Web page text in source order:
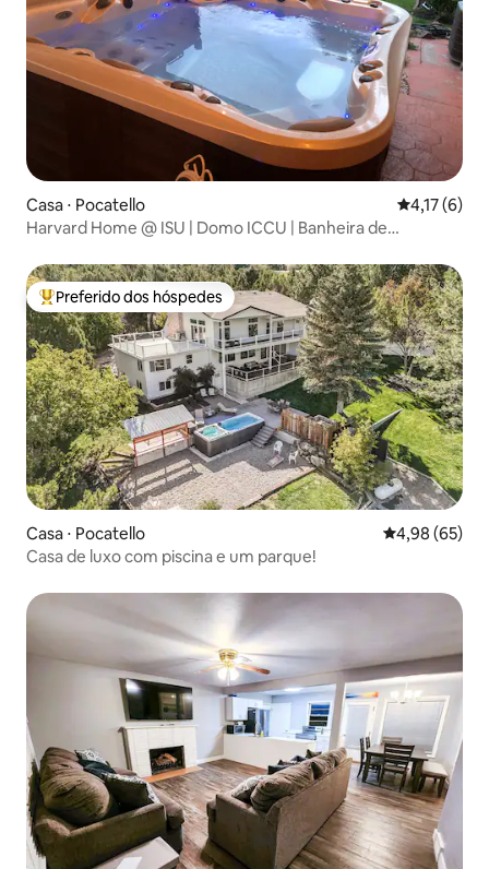
Casa ⋅ Pocatello 4,17 de
4,17 (6)
Harvard Home @ ISU | Domo ICCU | Banheira de
Entre os melhores preferidos dos hóspedes
Preferido dos hóspedes
Casa ⋅ Pocatello 4,98 de uma
4,98 (65)
Casa de luxo com piscina e um parque!